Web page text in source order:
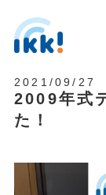
2021/09/27
2009年式
た！